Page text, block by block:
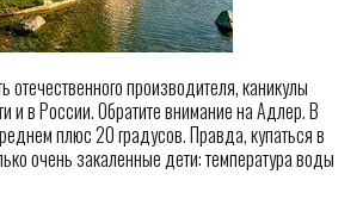
отечественного производителя, каникулы
и в России. Обратите внимание на Адлер. В
плюс 20 градусов. Правда, купаться в
очень закаленные дети: температура воды